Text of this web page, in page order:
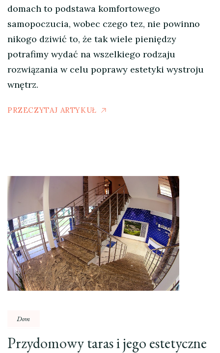
domach to podstawa komfortowego
samopoczucia, wobec czego tez, nie powinno
nikogo dziwić to, że tak wiele pieniędzy
potrafimy wydać na wszelkiego rodzaju
rozwiązania w celu poprawy estetyki wystroju
wnętrz.
PRZECZYTAJ ARTYKUŁ
Dom
Przydomowy taras i jego estetyczne